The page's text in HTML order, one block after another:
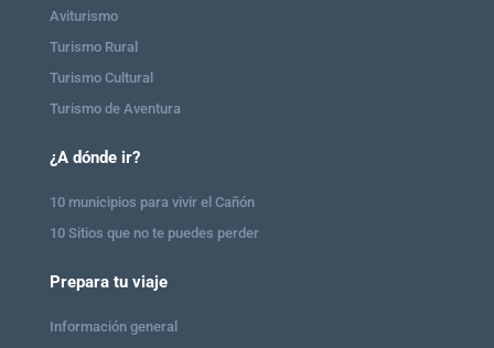
Aviturismo
Turismo Rural
Turismo Cultural
Turismo de Aventura
¿A dónde ir?
10 municipios para vivir el Cañón
10 Sitios que no te puedes perder
Prepara tu viaje
Información general